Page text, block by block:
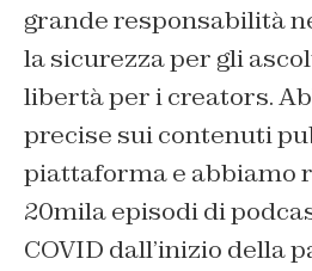
grande responsabilità
la sicurezza per gli
libertà per i creators.
precise sui contenuti
piattaforma e abbiamo
20mila episodi di
COVID dall’inizio della